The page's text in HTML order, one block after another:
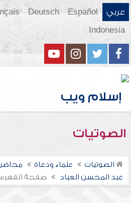
عربي Español
Deutsch
Indonesia
الصوتيات
الصوتيات علماء ودعاة
عبد المحسن العباد
صفحة